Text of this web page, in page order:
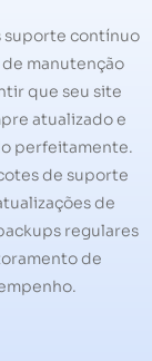
suporte contínuo
manutenção
que seu site
atualizado e
perfeitamente.
de suporte
de
regulares
de